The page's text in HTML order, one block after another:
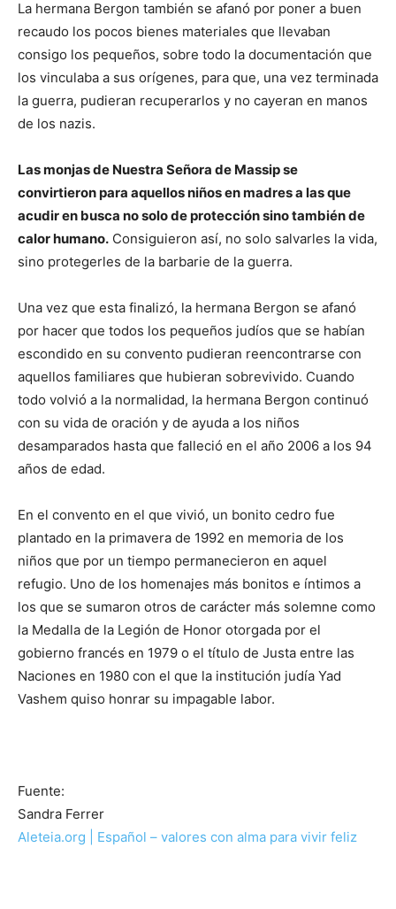
La hermana Bergon también se afanó por poner a buen
recaudo los pocos bienes materiales que llevaban
consigo los pequeños, sobre todo la documentación que
los vinculaba a sus orígenes, para que, una vez terminada
la guerra, pudieran recuperarlos y no cayeran en manos
de los nazis.
Las monjas de Nuestra Señora de Massip se
convirtieron para aquellos niños en madres a las que
acudir en busca no solo de protección sino también de
calor humano. Consiguieron así, no solo salvarles la vida,
sino protegerles de la barbarie de la guerra.
Una vez que esta finalizó, la hermana Bergon se afanó
por hacer que todos los pequeños judíos que se habían
escondido en su convento pudieran reencontrarse con
aquellos familiares que hubieran sobrevivido. Cuando
todo volvió a la normalidad, la hermana Bergon continuó
con su vida de oración y de ayuda a los niños
desamparados hasta que falleció en el año 2006 a los 94
años de edad.
En el convento en el que vivió, un bonito cedro fue
plantado en la primavera de 1992 en memoria de los
niños que por un tiempo permanecieron en aquel
refugio. Uno de los homenajes más bonitos e íntimos a
los que se sumaron otros de carácter más solemne como
la Medalla de la Legión de Honor otorgada por el
gobierno francés en 1979 o el título de Justa entre las
Naciones en 1980 con el que la institución judía Yad
Vashem quiso honrar su impagable labor.
Fuente:
Sandra Ferrer
Aleteia.org | Español – valores con alma para vivir feliz